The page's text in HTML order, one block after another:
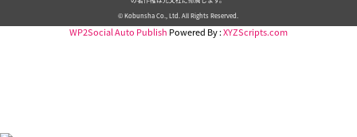
© Kobunsha Co., Ltd. All Rights Reserved.
WP2Social Auto Publish Powered By :XYZScripts.com